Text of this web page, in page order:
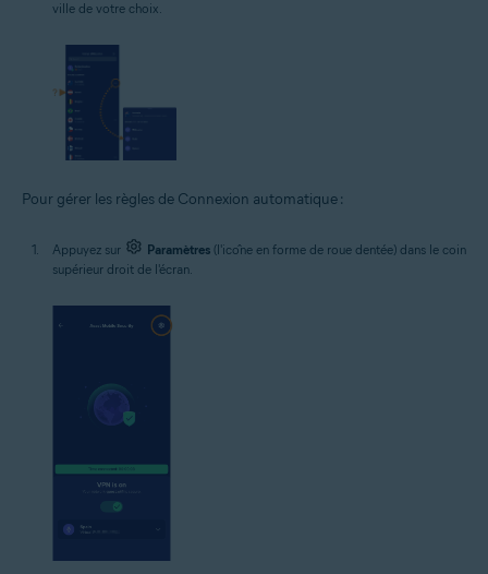
ville de votre choix.
Pour gérer les règles de Connexion automatique :
Appuyez sur Paramètres (l'icône en forme de roue dentée) dans le coin
supérieur droit de l'écran.